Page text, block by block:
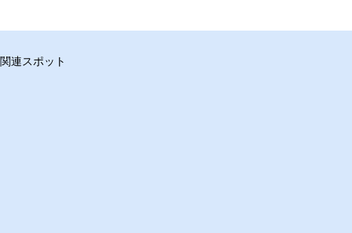
関連スポット